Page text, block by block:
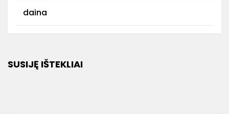
daina
SUSIJĘ IŠTEKLIAI